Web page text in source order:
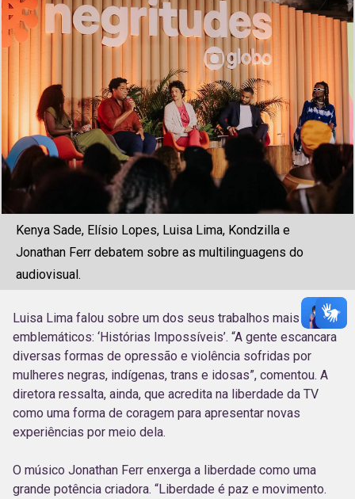
Kenya Sade, Elísio Lopes, Luisa Lima, Kondzilla e
Jonathan Ferr debatem sobre as multilinguagens do
audiovisual.
Luisa Lima falou sobre um dos seus trabalhos mais
emblemáticos: ‘Histórias Impossíveis’. “A gente escancara
diversas formas de opressão e violência sofridas por
mulheres negras, indígenas, trans e idosas”, comentou. A
diretora ressalta, ainda, que acredita na liberdade da TV
como uma forma de coragem para apresentar novas
experiências por meio dela.
O músico Jonathan Ferr enxerga a liberdade como uma
grande potência criadora. “Liberdade é paz e movimento.